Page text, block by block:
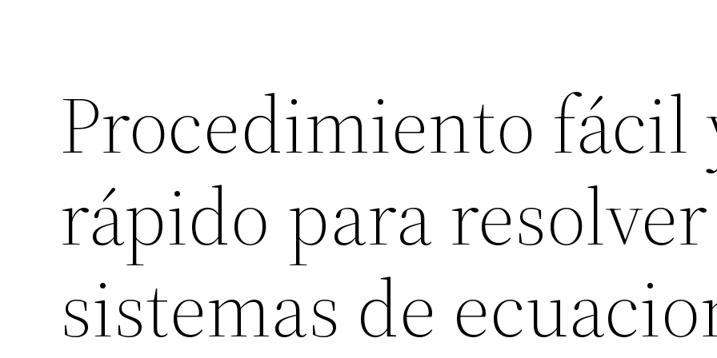
Procedimiento fácil
rápido para
sistemas de